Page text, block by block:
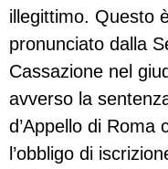
illegittimo. Questo
pronunciato dalla
Cassazione nel
avverso la
d’Appello di Roma
l’obbligo di